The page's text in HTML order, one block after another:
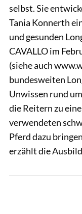
selbst. Sie
Tania Konnerth
und gesunden
CAVALLO im
(siehe auch
bundesweiten
Unwissen rund
die Reitern zu
verwendeten
Pferd dazu
erzählt die